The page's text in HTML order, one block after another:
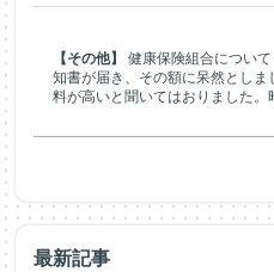
最新記事
【その他】
健康保険組合につい
知書が届き、その額に呆然とし
料が高いと聞いてはおりました。